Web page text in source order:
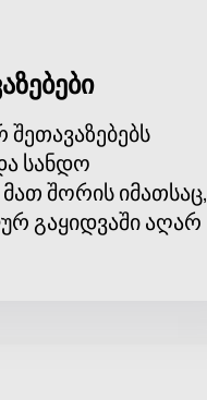
სანდო
შორის იმათსაც,
გაყიდვაში აღარ